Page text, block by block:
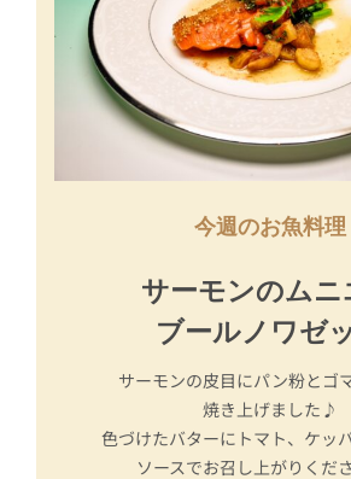
今週のお魚料理
サーモンのムニ
ブールノワゼ
サーモンの皮目にパン粉とゴ
焼き上げました♪
色づけたバターにトマト、ケッ
ソースでお召し上がりくだ